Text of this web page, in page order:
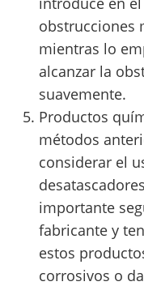
obstrucciones
mientras lo
alcanzar la
suavemente.
Productos
métodos
considerar el
importante
fabricante y
estos
corrosivos o